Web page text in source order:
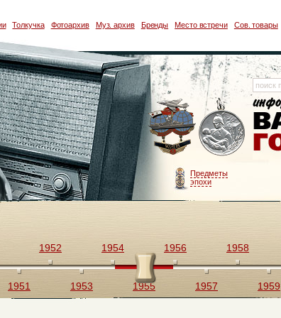
Толкучка Фотоархив Муз. архив Бренды Место встречи Сов. товары
Предметы
эпохи
1951
1952
1953
1954
1955
1956
1957
1958
1959